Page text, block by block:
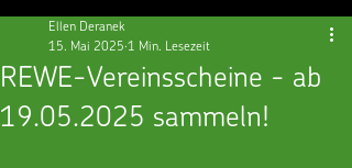
REWE-Vereinsscheine - ab
19.05.2025 sammeln!
Ellen Deranek
15. Mai 2025 1 Min. Lesezeit